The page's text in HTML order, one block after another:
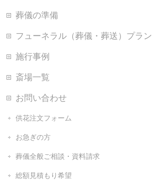
葬儀の準備
フューネラル（葬儀・葬送）プラン
施行事例
斎場一覧
お問い合わせ
供花注文フォーム
お急ぎの方
葬儀全般ご相談・資料請求
総額見積もり希望